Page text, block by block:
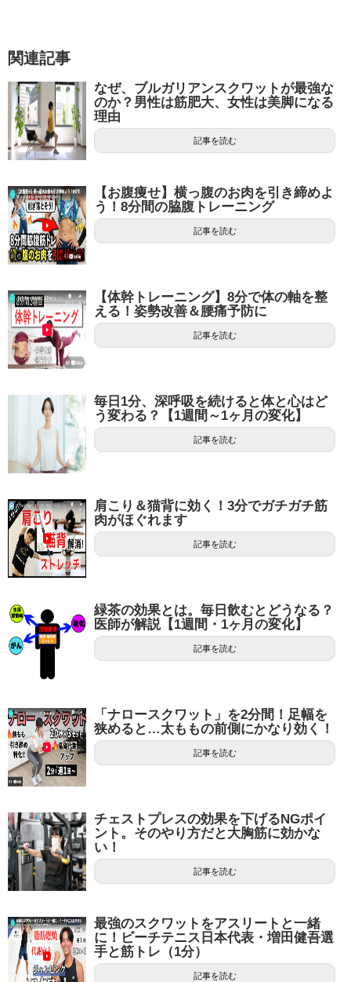
関連記事
なぜ、ブルガリアンスクワットが最強な
のか？男性は筋肥大、女性は美脚になる
理由
記事を読む
【お腹痩せ】横っ腹のお肉を引き締めよ
う！8分間の脇腹トレーニング
記事を読む
【体幹トレーニング】8分で体の軸を整
える！姿勢改善＆腰痛予防に
記事を読む
毎日1分、深呼吸を続けると体と心はど
う変わる？【1週間～1ヶ月の変化】
記事を読む
肩こり＆猫背に効く！3分でガチガチ筋
肉がほぐれます
記事を読む
緑茶の効果とは。毎日飲むとどうなる？
医師が解説【1週間・1ヶ月の変化】
記事を読む
「ナロースクワット」を2分間！足幅を
狭めると…太ももの前側にかなり効く！
記事を読む
チェストプレスの効果を下げるNGポイ
ント。そのやり方だと大胸筋に効かな
い！
記事を読む
最強のスクワットをアスリートと一緒
に！ビーチテニス日本代表・増田健吾選
手と筋トレ（1分）
記事を読む